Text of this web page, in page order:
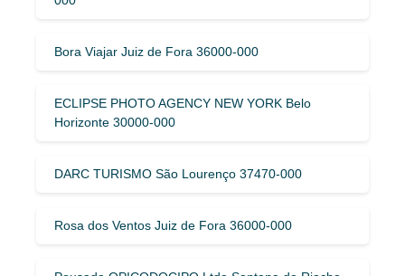
Bora Viajar Juiz de Fora 36000-000
ECLIPSE PHOTO AGENCY NEW YORK Belo
Horizonte 30000-000
DARC TURISMO São Lourenço 37470-000
Rosa dos Ventos Juiz de Fora 36000-000